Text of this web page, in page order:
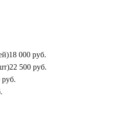
18 000 руб.
22 500 руб.
руб.